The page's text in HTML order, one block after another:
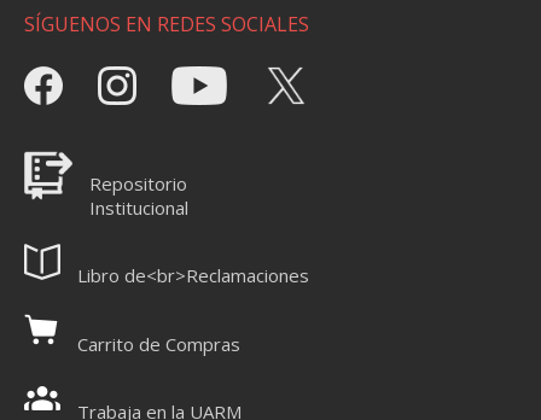
SÍGUENOS EN REDES SOCIALES
Repositorio
Institucional
Libro de<br>Reclamaciones
Carrito de Compras
Trabaja en la UARM